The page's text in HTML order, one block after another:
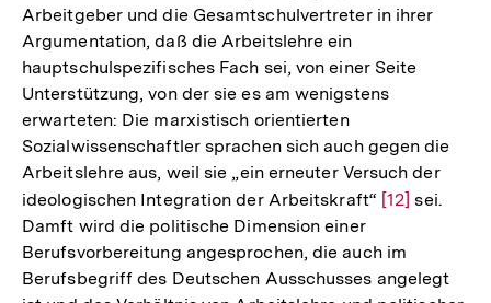
Arbeitgeber und die Gesamtschulvertreter in ihrer
Argumentation, daß die Arbeitslehre ein
hauptschulspezifisches Fach sei, von einer Seite
Unterstützung, von der sie es am wenigstens
erwarteten: Die marxistisch orientierten
Sozialwissenschaftler sprachen sich auch gegen die
Arbeitslehre aus, weil sie „ein erneuter Versuch der
ideologischen Integration der Arbeitskraft“ Zur
der
Fußnote
[12] sei.
Damft wird die politische Dimension einer
Berufsvorbereitung angesprochen, die auch im
Berufsbegriff des Deutschen Ausschusses angelegt